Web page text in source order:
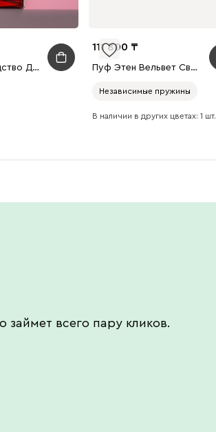
Чистящее средство Домашняя рутина для корпусной мебели
111 800
Пуф Этен Вельвет Светло-бежевый
Независимые пружины
В наличии в других цветах: 1 шт.
всего пару кликов.